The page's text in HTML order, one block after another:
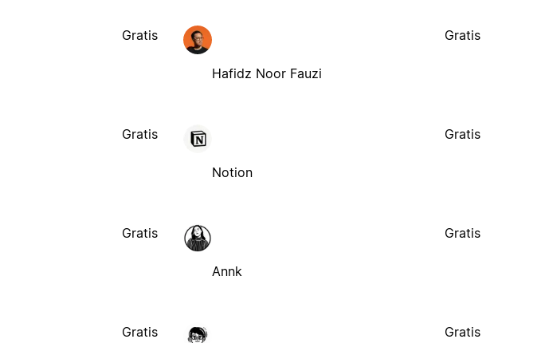
Gratis
Hafidz Noor Fauzi
Gratis
Gratis
Notion
Gratis
Gratis
Annk
Gratis
Gratis Gratis